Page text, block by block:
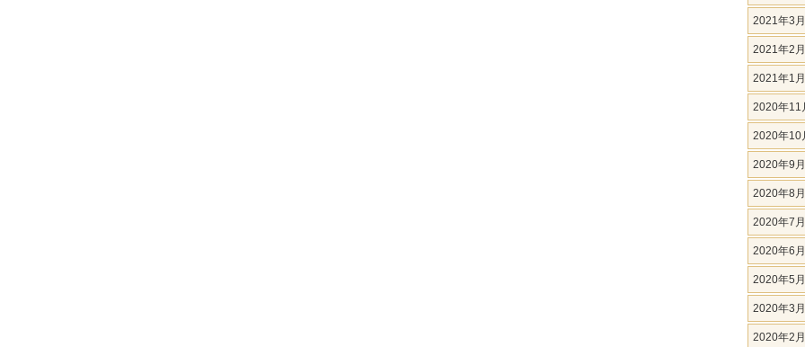
2021年3月
2021年2月
2021年1月
2020年11
2020年10
2020年9月
2020年8月
2020年7月
2020年6月
2020年5月
2020年3月
2020年2月